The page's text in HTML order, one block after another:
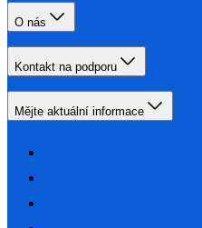
O nás
Kontakt na podporu
Mějte aktuální informace